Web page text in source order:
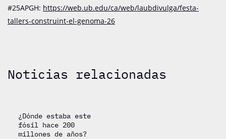
#25APGH: https://web.ub.edu/ca/web/laubdivulga/festa-
tallers-construint-el-genoma-26
Noticias relacionadas
¿Dónde estaba este
fósil hace 200
millones de años?